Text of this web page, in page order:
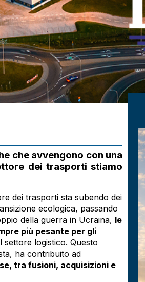
che avvengono con una
dei trasporti stiamo
dei trasporti sta subendo dei
ecologica, passando
della guerra in Ucraina, le
più pesante per gli
settore logistico. Questo
ha contribuito ad
tra fusioni, acquisizioni e